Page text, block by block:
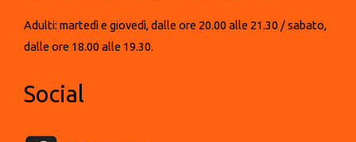
Adulti: martedì e giovedì, dalle ore 20.00 alle 21.30 / sabato,
dalle ore 18.00 alle 19.30.
Social